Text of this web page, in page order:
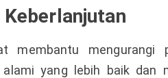
mengurangi
yang lebih baik dan